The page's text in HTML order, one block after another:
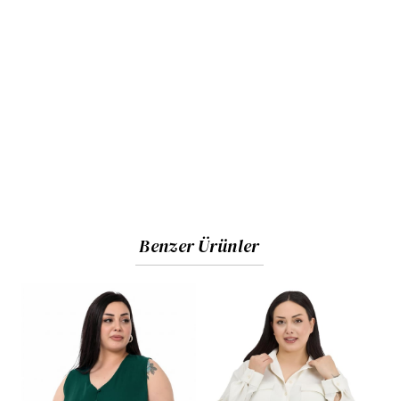
Benzer Ürünler